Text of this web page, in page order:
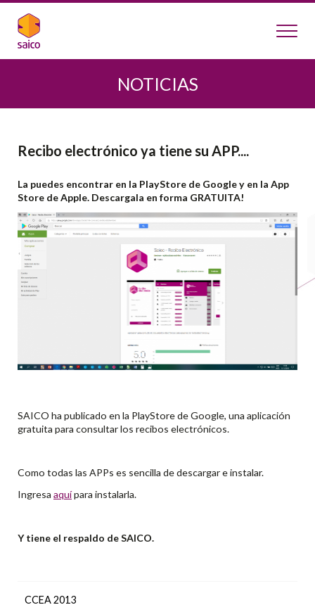
NOTICIAS
Recibo electrónico ya tiene su APP....
La puedes encontrar en la PlayStore de Google y en la App
Store de Apple. Descargala en forma GRATUITA!
SAICO ha publicado en la PlayStore de Google, una aplicación
gratuita para consultar los recibos electrónicos.
Como todas las APPs es sencilla de descargar e instalar.
Ingresa aquípara instalarla.
Y tiene el respaldo de SAICO.
CCEA 2013